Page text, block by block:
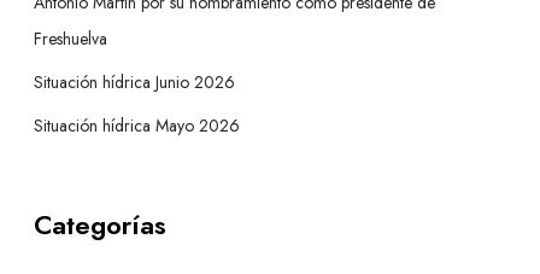
Freshuelva
Situación hídrica Junio 2026
Situación hídrica Mayo 2026
Categorías